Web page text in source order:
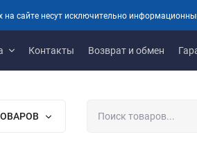
на сайте несут исключительно
Контакты Возврат и обмен